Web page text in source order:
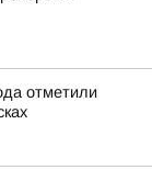
отметили